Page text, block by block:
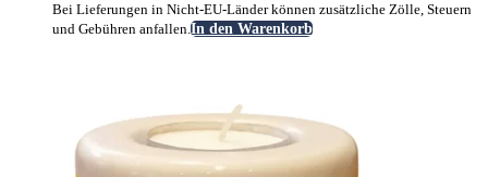
Bei Lieferungen in Nicht-EU-Länder können zusätzliche Zölle, Steuern
und Gebühren anfallen.In den Warenkorb